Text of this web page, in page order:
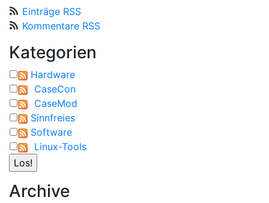
Einträge RSS
Kommentare RSS
Kategorien
Hardware
CaseCon
CaseMod
Sinnfreies
Software
Linux-Tools
Archive